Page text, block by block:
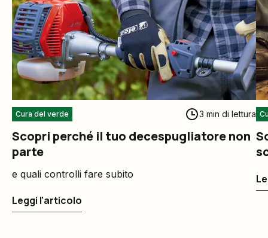
Cura del verde 3 min di lettura
Scopri perché il tuo decespugliatore non
parte
e quali controlli fare subito
Leggi l'articolo